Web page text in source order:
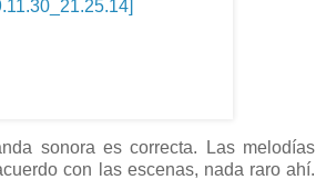
sonora es correcta. Las melodías
con las escenas, nada raro ahí.